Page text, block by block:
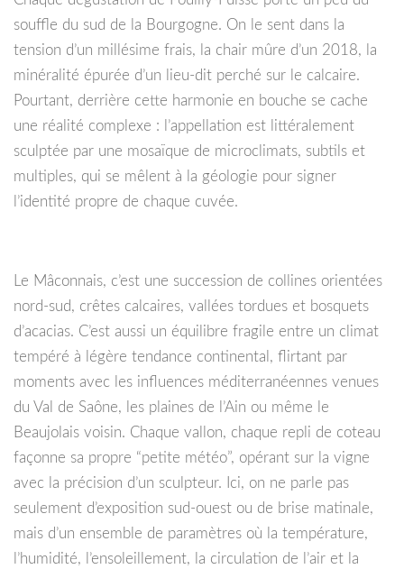
souffle du sud de la Bourgogne. On le sent dans la
tension d’un millésime frais, la chair mûre d’un 2018, la
minéralité épurée d’un lieu-dit perché sur le calcaire.
Pourtant, derrière cette harmonie en bouche se cache
une réalité complexe : l’appellation est littéralement
sculptée par une mosaïque de microclimats, subtils et
multiples, qui se mêlent à la géologie pour signer
l’identité propre de chaque cuvée.
Le Mâconnais, c’est une succession de collines orientées
nord-sud, crêtes calcaires, vallées tordues et bosquets
d’acacias. C’est aussi un équilibre fragile entre un climat
tempéré à légère tendance continental, flirtant par
moments avec les influences méditerranéennes venues
du Val de Saône, les plaines de l’Ain ou même le
Beaujolais voisin. Chaque vallon, chaque repli de coteau
façonne sa propre “petite météo”, opérant sur la vigne
avec la précision d’un sculpteur. Ici, on ne parle pas
seulement d’exposition sud-ouest ou de brise matinale,
mais d’un ensemble de paramètres où la température,
l’humidité, l’ensoleillement, la circulation de l’air et la